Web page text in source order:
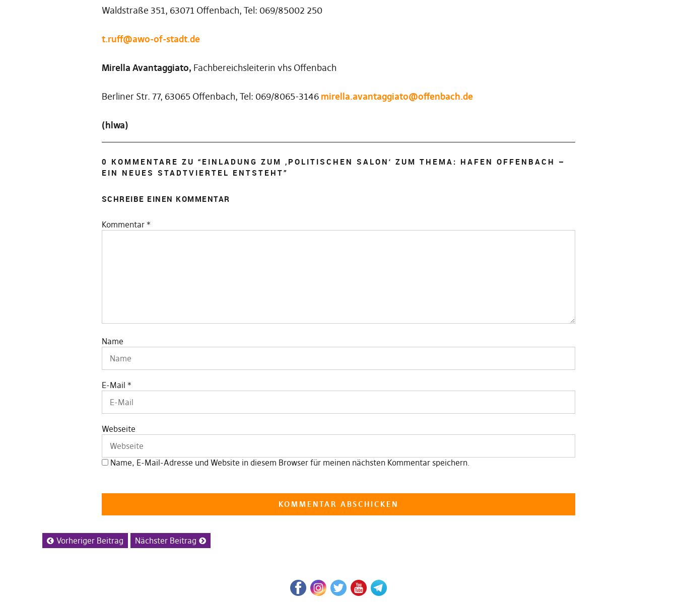
Waldstraße 351, 63071 Offenbach, Tel: 069/85002 250
t.ruff@awo-of-stadt.de
Mirella Avantaggiato, Fachbereichsleiterin vhs Offenbach
Berliner Str. 77, 63065 Offenbach, Tel: 069/8065-3146 mirella.avantaggiato@offenbach.de
(hlwa)
0 KOMMENTARE ZU “ EINLADUNG ZUM ‚POLITISCHEN SALON‘ ZUM THEMA: HAFEN OFFENBACH –
EIN NEUES STADTVIERTEL ENTSTEHT”
SCHREIBE EINEN KOMMENTAR
Kommentar *
Name
E-Mail *
Webseite
Name, E-Mail-Adresse und Website in diesem Browser für meinen nächsten Kommentar speichern.
Vorheriger Beitrag Nächster Beitrag